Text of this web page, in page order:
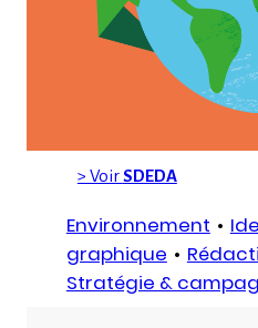
> VoirSDEDA
Environnement
graphique
Stratégie &